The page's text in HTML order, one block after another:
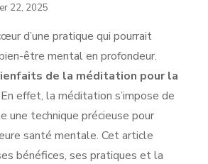
22, 2025
d’une pratique qui pourrait
être mental en profondeur.
de la méditation pour la
En effet, la méditation s’impose de
une technique précieuse pour
santé mentale. Cet article
bénéfices, ses pratiques et la